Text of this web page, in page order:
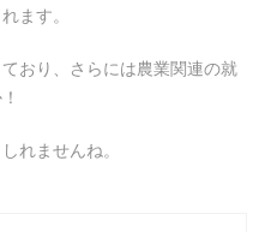
ます。
おり、さらには農業関連の就
れませんね。